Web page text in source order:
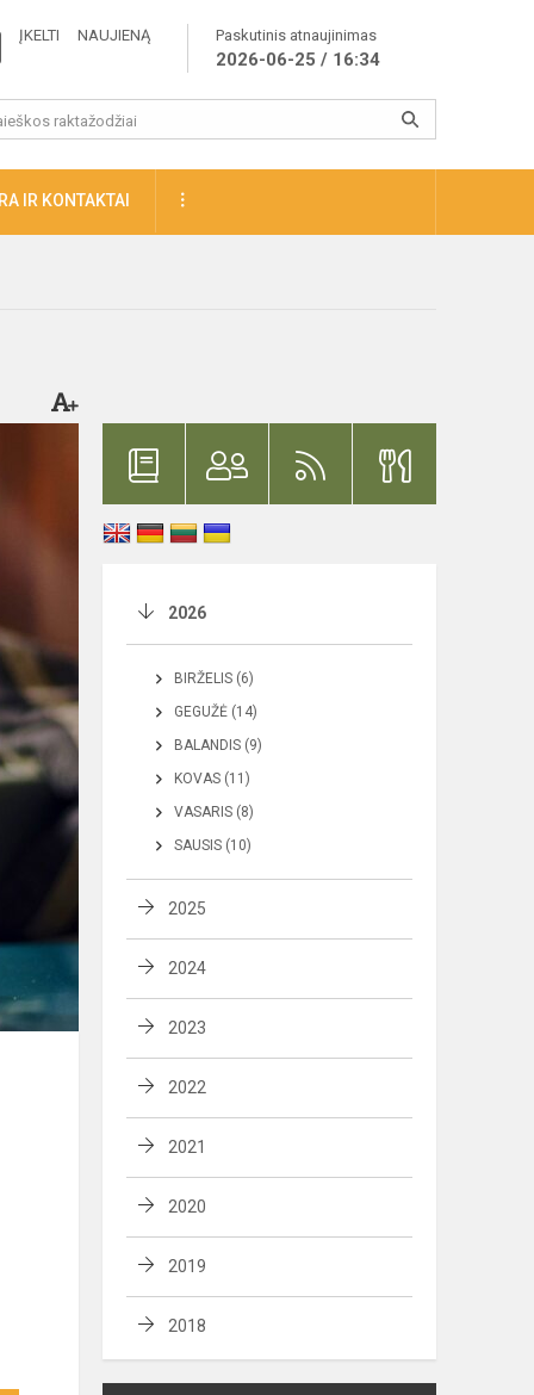
ĮKELTI NAUJIENĄ Paskutinis atnaujinimas
2026-06-25 / 16:34
IR KONTAKTAI
2026
BIRŽELIS (6)
GEGUŽĖ (14)
BALANDIS (9)
KOVAS (11)
VASARIS (8)
SAUSIS (10)
2025
2024
2023
2022
2021
2020
2019
2018